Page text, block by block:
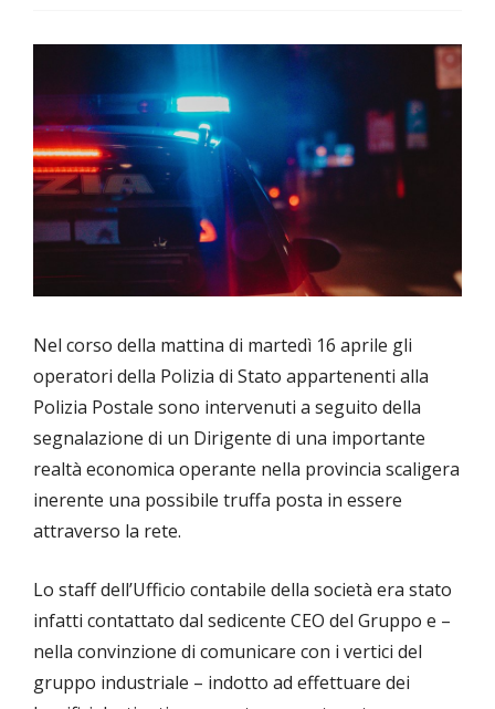
Nel corso della mattina di martedì 16 aprile gli
operatori della Polizia di Stato appartenenti alla
Polizia Postale sono intervenuti a seguito della
segnalazione di un Dirigente di una importante
realtà economica operante nella provincia scaligera
inerente una possibile truffa posta in essere
attraverso la rete.
Lo staff dell’Ufficio contabile della società era stato
infatti contattato dal sedicente CEO del Gruppo e –
nella convinzione di comunicare con i vertici del
gruppo industriale – indotto ad effettuare dei